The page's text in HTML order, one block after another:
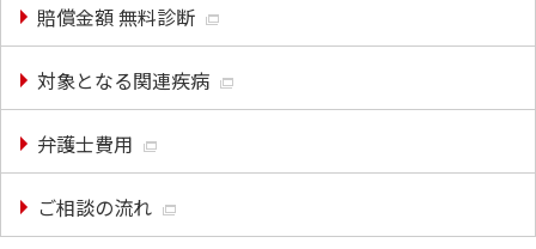
賠償金額 無料診断
対象となる関連疾病
弁護士費用
ご相談の流れ